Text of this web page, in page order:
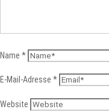
Name *
E-Mail-Adresse *
Website